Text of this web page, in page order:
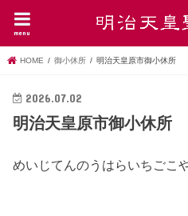
menu
HOME 御小休所 明治天皇原市御小休所
2026.07.02
明治天皇原市御小休所
めいじてんのうはらいちごこ